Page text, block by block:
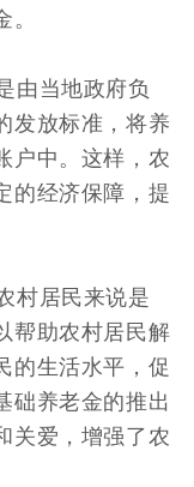
当地政府负
发放标准，将养
户中。这样，农
的经济保障，提
居民来说是
帮助农村居民解
的生活水平，促
础养老金的推出
关爱，增强了农